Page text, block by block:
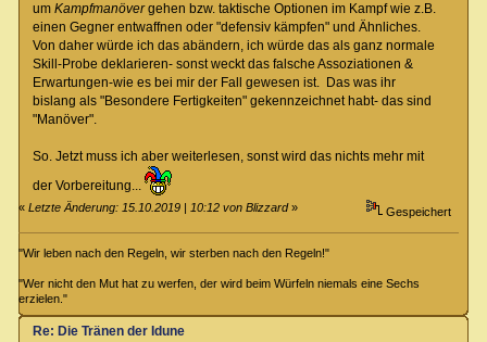
um Kampfmanövergehen bzw. taktische Optionen im Kampf wie z.B.
einen Gegner entwaffnen oder "defensiv kämpfen" und Ähnliches.
Von daher würde ich das abändern, ich würde das als ganz normale
Skill-Probe deklarieren- sonst weckt das falsche Assoziationen &
Erwartungen-wie es bei mir der Fall gewesen ist. Das was ihr
bislang als "Besondere Fertigkeiten" gekennzeichnet habt- das sind
"Manöver".
So. Jetzt muss ich aber weiterlesen, sonst wird das nichts mehr mit
der Vorbereitung...
«Letzte Änderung: 15.10.2019 | 10:12 von Blizzard» Gespeichert
"Wir leben nach den Regeln, wir sterben nach den Regeln!"
"Wer nicht den Mut hat zu werfen, der wird beim Würfeln niemals eine Sechs
erzielen."
Re: Die Tränen der Idune